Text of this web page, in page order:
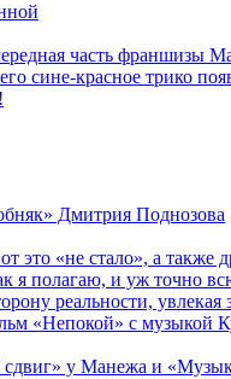
часть франшизы
сине-красное трико
Дмитрия Поднозова
это «не стало», а
я полагаю, и уж точно
реальности, увлекая
«Непокой» с музыкой
сдвиг» у Манежа и